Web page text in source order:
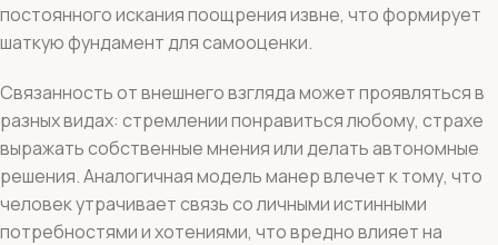
постоянного искания поощрения извне, что формирует
шаткую фундамент для самооценки.
Связанность от внешнего взгляда может проявляться в
разных видах: стремлении понравиться любому, страхе
выражать собственные мнения или делать автономные
решения. Аналогичная модель манер влечет к тому, что
человек утрачивает связь со личными истинными
потребностями и хотениями, что вредно влияет на